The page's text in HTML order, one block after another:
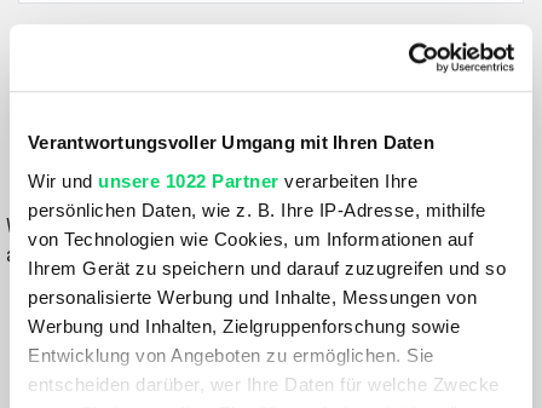
Verantwortungsvoller Umgang mit Ihren Daten
Wir und unsere 1022 Partner verarbeiten Ihre
persönlichen Daten, wie z. B. Ihre IP-Adresse, mithilfe
von Technologien wie Cookies, um Informationen auf
Ihrem Gerät zu speichern und darauf zuzugreifen und so
personalisierte Werbung und Inhalte, Messungen von
Werbung und Inhalten, Zielgruppenforschung sowie
Entwicklung von Angeboten zu ermöglichen. Sie
entscheiden darüber, wer Ihre Daten für welche Zwecke
49,99 €
IN DEN WARENKORB
Wähle eine Variante aus, um die Verfügbarkeit in unseren Filialen
anzuzeigen
Du hast eine Frage?
Wir rufen dich an und beraten dich gerne.